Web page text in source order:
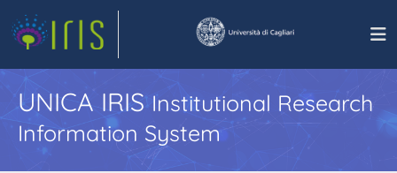
UNICA IRISInstitutional Research
Information System